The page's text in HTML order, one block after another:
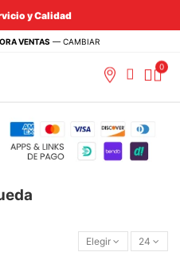
y Calidad
VENTAS — CAMBIAR
Elegir 24